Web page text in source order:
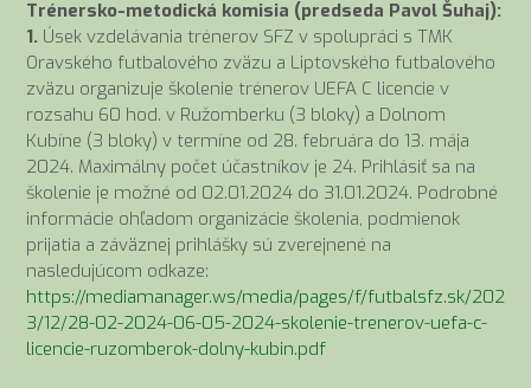
Trénersko-metodická komisia (predseda Pavol Šuhaj):
1. Úsek vzdelávania trénerov SFZ v spolupráci s TMK
Oravského futbalového zväzu a Liptovského futbalového
zväzu organizuje školenie trénerov UEFA C licencie v
rozsahu 60 hod. v Ružomberku (3 bloky) a Dolnom
Kubíne (3 bloky) v termíne od 28. februára do 13. mája
2024. Maximálny počet účastníkov je 24. Prihlásiť sa na
školenie je možné od 02.01.2024 do 31.01.2024. Podrobné
informácie ohľadom organizácie školenia, podmienok
prijatia a záväznej prihlášky sú zverejnené na
nasledujúcom odkaze:
https://mediamanager.ws/media/pages/f/futbalsfz.sk/202
3/12/28-02-2024-06-05-2024-skolenie-trenerov-uefa-c-
licencie-ruzomberok-dolny-kubin.pdf